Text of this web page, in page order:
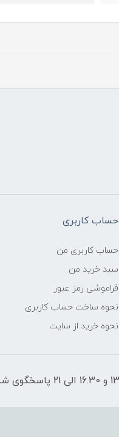
حساب کاربری
حساب کاربری من
سبد خرید من
فراموشی رمز عبور
نحوه ساخت حساب کاربری
نحوه خرید از سایت